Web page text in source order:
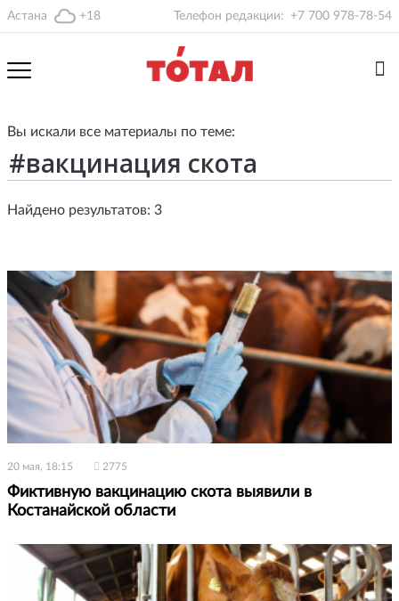
Астана +18 Телефон редакции: +7 700 978-78-54
Вы искали все материалы по теме:
Найдено результатов: 3
20 мая, 18:15 2775
Фиктивную вакцинацию скота выявили в
Костанайской области